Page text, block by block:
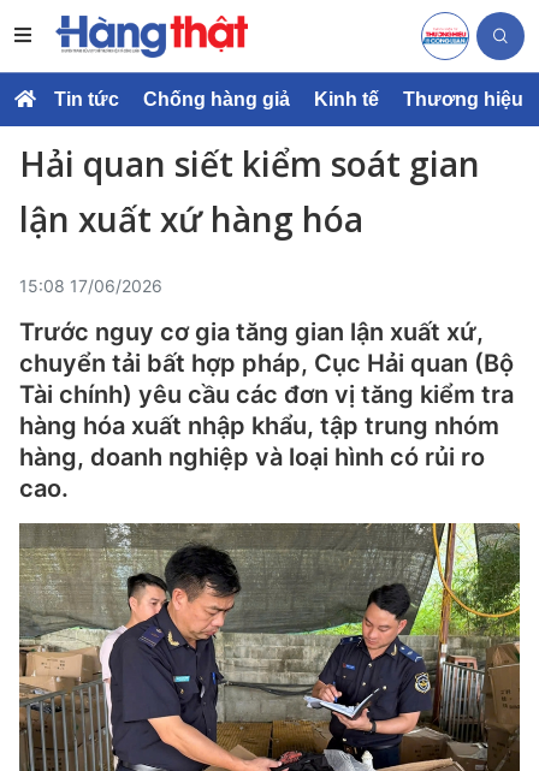
Tin tức Chống hàng giả Kinh tế Thương hiệu
Hải quan siết kiểm soát gian
lận xuất xứ hàng hóa
15:08 17/06/2026
Trước nguy cơ gia tăng gian lận xuất xứ,
chuyển tải bất hợp pháp, Cục Hải quan (Bộ
Tài chính) yêu cầu các đơn vị tăng kiểm tra
hàng hóa xuất nhập khẩu, tập trung nhóm
hàng, doanh nghiệp và loại hình có rủi ro
cao.